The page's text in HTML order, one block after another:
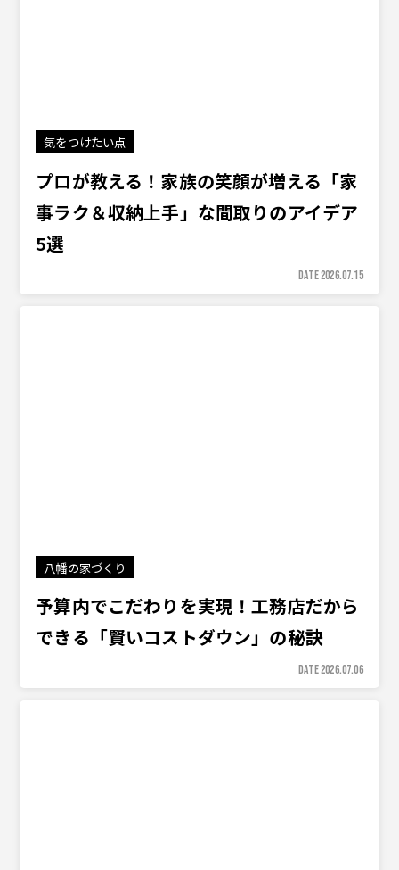
気をつけたい点
プロが教える！家族の笑顔が増える「家
事ラク＆収納上手」な間取りのアイデア
5選
DATE 2026.07.15
八幡の家づくり
予算内でこだわりを実現！工務店だから
できる「賢いコストダウン」の秘訣
DATE 2026.07.06